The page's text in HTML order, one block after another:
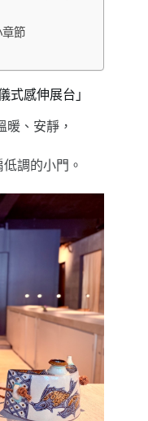
節
式感伸展台」
暖、安靜，
調的小門。